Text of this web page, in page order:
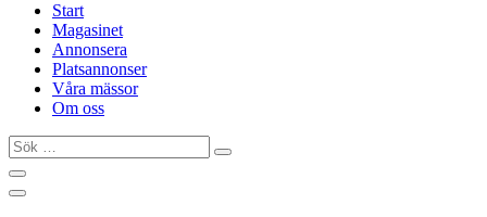
Start
Magasinet
Annonsera
Platsannonser
Våra mässor
Om oss
Sök
…